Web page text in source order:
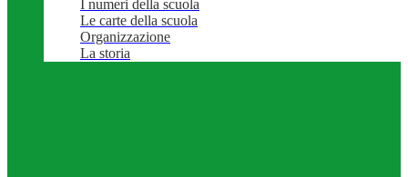
I numeri della scuola
Le carte della scuola
Organizzazione
La storia